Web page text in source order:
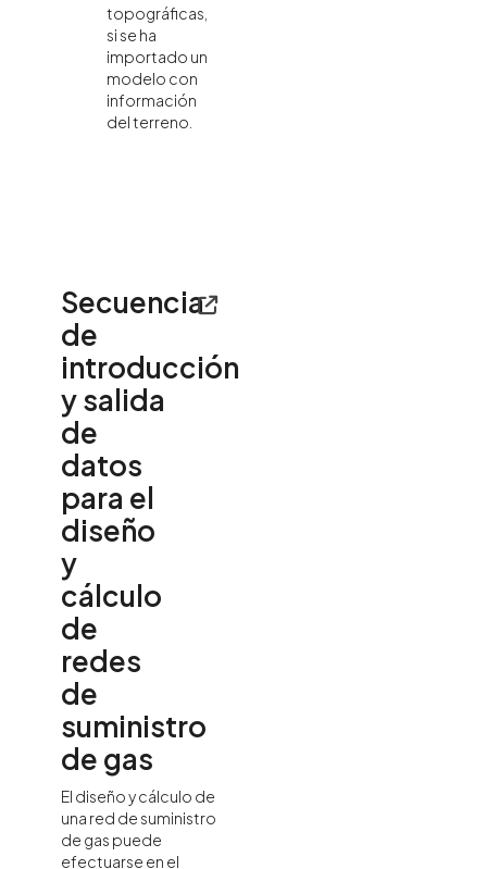
topográficas,
si se ha
importado un
modelo con
información
del terreno.
Secuencia
de
introducción
y salida
de
datos
para el
diseño
y
cálculo
de
redes
de
suministro
de gas
El diseño y cálculo de
una red de suministro
de gas puede
efectuarse en el